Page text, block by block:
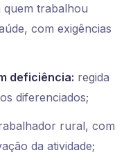
quem trabalhou
com exigências
deficiência: regida
diferenciados;
rural, com
da atividade;